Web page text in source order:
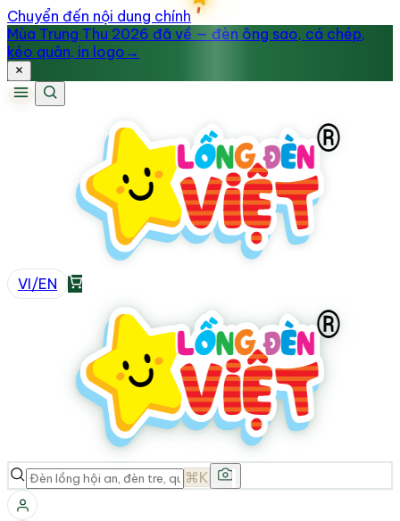
Chuyển đến nội dung chính
Mùa Trung Thu 2026 đã về — đèn ông sao, cá chép,
kéo quân, in logo →
VI/EN
⌘K